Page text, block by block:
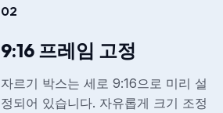
02
9:16 프레임 고정
자르기 박스는 세로 9:16으로 미리 설
정되어 있습니다. 자유롭게 크기 조정